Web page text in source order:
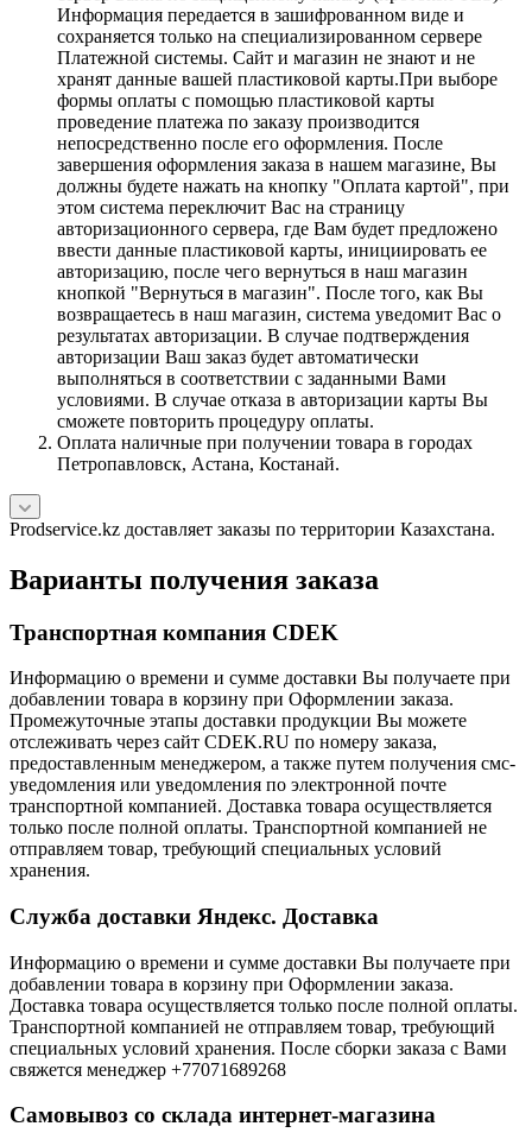
Информация передается в зашифрованном виде и
сохраняется только на специализированном сервере
Платежной системы. Сайт и магазин не знают и не
хранят данные вашей пластиковой карты.При выборе
формы оплаты с помощью пластиковой карты
проведение платежа по заказу производится
непосредственно после его оформления. После
завершения оформления заказа в нашем магазине, Вы
должны будете нажать на кнопку "Оплата картой", при
этом система переключит Вас на страницу
авторизационного сервера, где Вам будет предложено
ввести данные пластиковой карты, инициировать ее
авторизацию, после чего вернуться в наш магазин
кнопкой "Вернуться в магазин". После того, как Вы
возвращаетесь в наш магазин, система уведомит Вас о
результатах авторизации. В случае подтверждения
авторизации Ваш заказ будет автоматически
выполняться в соответствии с заданными Вами
условиями. В случае отказа в авторизации карты Вы
сможете повторить процедуру оплаты.
Оплата наличные при получении товара в городах
Петропавловск, Астана, Костанай.
Prodservice.kz доставляет заказы по территории Казахстана.
Варианты получения заказа
Транспортная компания CDEK
Информацию о времени и сумме доставки Вы получаете при
добавлении товара в корзину при Оформлении заказа.
Промежуточные этапы доставки продукции Вы можете
отслеживать через сайт CDEK.RU по номеру заказа,
предоставленным менеджером, а также путем получения смс-
уведомления или уведомления по электронной почте
транспортной компанией. Доставка товара осуществляется
только после полной оплаты. Транспортной компанией не
отправляем товар, требующий специальных условий
хранения.
Служба доставки Яндекс. Доставка
Информацию о времени и сумме доставки Вы получаете при
добавлении товара в корзину при Оформлении заказа.
Доставка товара осуществляется только после полной оплаты.
Транспортной компанией не отправляем товар, требующий
специальных условий хранения. После сборки заказа с Вами
свяжется менеджер +77071689268
Самовывоз со склада интернет-магазина